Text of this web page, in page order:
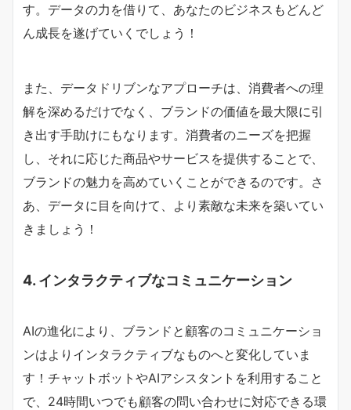
す。データの力を借りて、あなたのビジネスもどんど
ん成長を遂げていくでしょう！
また、データドリブンなアプローチは、消費者への理
解を深めるだけでなく、ブランドの価値を最大限に引
き出す手助けにもなります。消費者のニーズを把握
し、それに応じた商品やサービスを提供することで、
ブランドの魅力を高めていくことができるのです。さ
あ、データに目を向けて、より素敵な未来を築いてい
きましょう！
4. インタラクティブなコミュニケーション
AIの進化により、ブランドと顧客のコミュニケーショ
ンはよりインタラクティブなものへと変化していま
す！チャットボットやAIアシスタントを利用すること
で、24時間いつでも顧客の問い合わせに対応できる環